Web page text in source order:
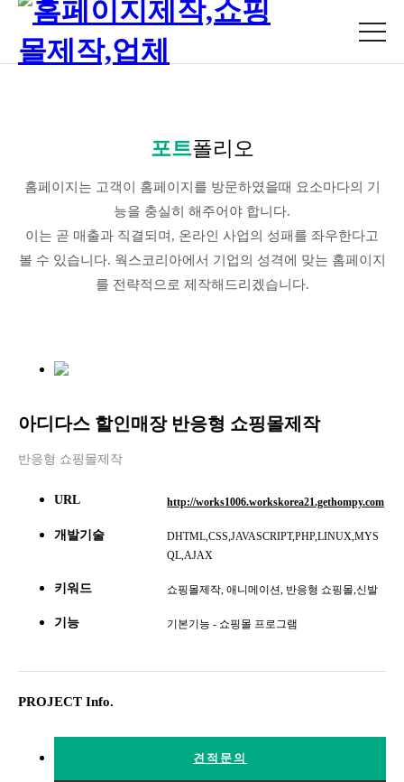
포트폴리오
홈페이지는 고객이 홈페이지를 방문하였을때 요소마다의 기
능을 충실히 해주어야 합니다.
이는 곧 매출과 직결되며, 온라인 사업의 성패를 좌우한다고
볼 수 있습니다. 웍스코리아에서 기업의 성격에 맞는 홈페이지
를 전략적으로 제작해드리겠습니다.
아디다스 할인매장 반응형 쇼핑몰제작
반응형 쇼핑몰제작
URL http://works1006.workskorea21.gethompy.com
개발기술
DHTML,CSS,JAVASCRIPT,PHP,LINUX,MYS
QL,AJAX
키워드 쇼핑몰제작, 애니메이션, 반응형 쇼핑몰,신발
기능 기본기능 - 쇼핑몰 프로그램
PROJECT Info.
견적문의